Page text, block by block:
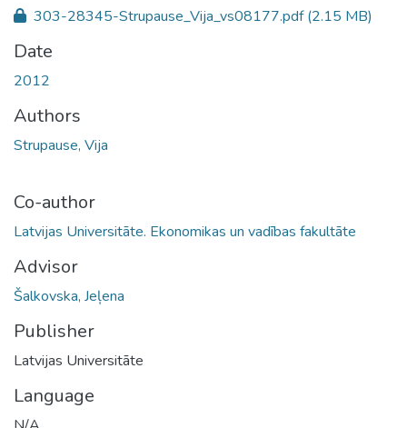
303-28345-Strupause_Vija_vs08177.pdf(2.15 MB)
Date
2012
Authors
Strupause, Vija
Co-author
Latvijas Universitāte. Ekonomikas un vadības fakultāte
Advisor
Šalkovska, Jeļena
Publisher
Latvijas Universitāte
Language